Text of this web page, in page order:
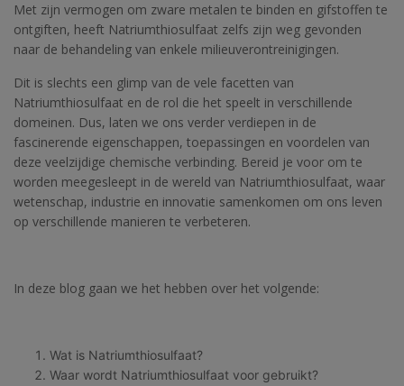
Met zijn vermogen om zware metalen te binden en gifstoffen te
ontgiften, heeft Natriumthiosulfaat zelfs zijn weg gevonden
naar de behandeling van enkele milieuverontreinigingen.
Dit is slechts een glimp van de vele facetten van
Natriumthiosulfaat en de rol die het speelt in verschillende
domeinen. Dus, laten we ons verder verdiepen in de
fascinerende eigenschappen, toepassingen en voordelen van
deze veelzijdige chemische verbinding. Bereid je voor om te
worden meegesleept in de wereld van Natriumthiosulfaat, waar
wetenschap, industrie en innovatie samenkomen om ons leven
op verschillende manieren te verbeteren.
In deze blog gaan we het hebben over het volgende:
Wat is Natriumthiosulfaat?
Waar wordt Natriumthiosulfaat voor gebruikt?